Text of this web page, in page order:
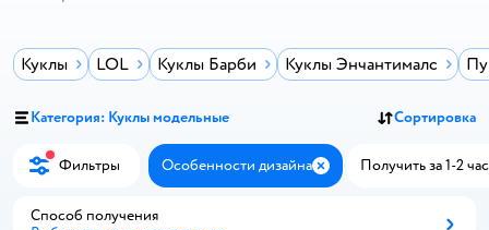
Куклы LOL Куклы Барби Куклы Энчантималс
Категория: Куклы модельные Сортировка
Фильтры Особенности дизайна ЗакрытьПолучить за 1-2
Способ получения